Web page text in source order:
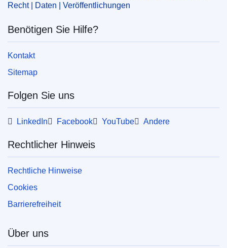
ELI :reg/2008/30(2)/oj
OJ : JOL_2008_201_R_0070_01
Recht | Daten | Veröffentlichungen
Benötigen Sie Hilfe?
Kontakt
Sitemap
Folgen Sie uns
LinkedIn Facebook YouTube Andere
Rechtlicher Hinweis
Rechtliche Hinweise
Cookies
Barrierefreiheit
Über uns